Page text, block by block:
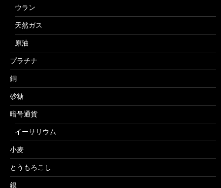
ウラン
天然ガス
原油
プラチナ
銅
砂糖
暗号通貨
イーサリウム
小麦
とうもろこし
銀